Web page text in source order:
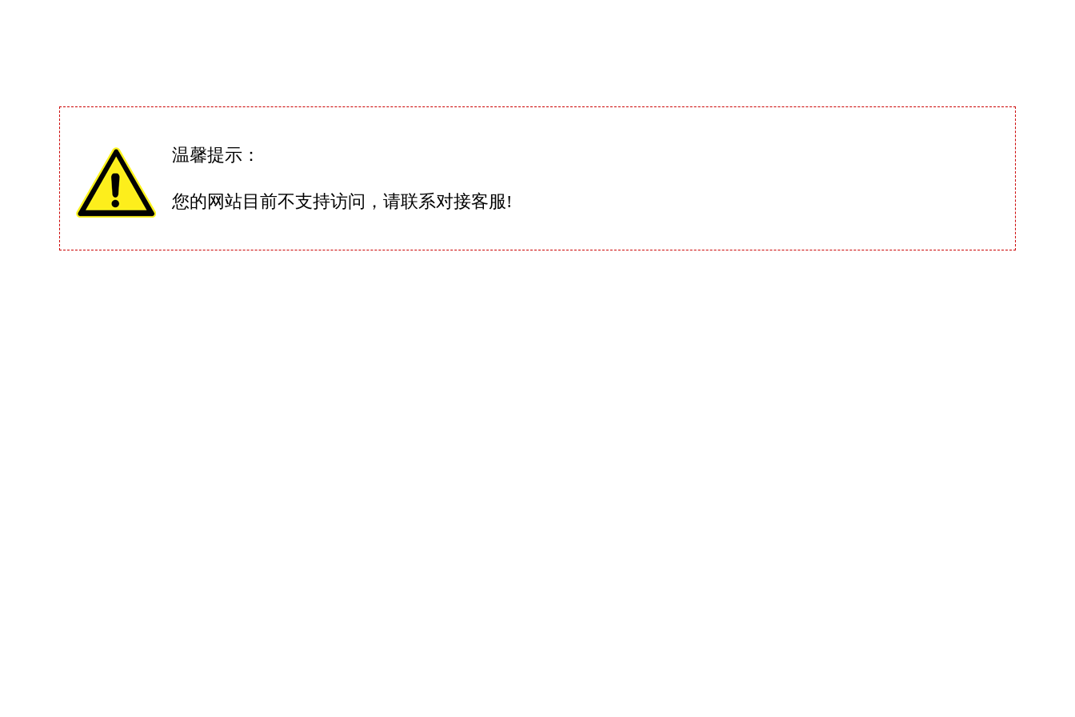
温馨提示：
您的网站目前不支持访问，请联系对接客服!